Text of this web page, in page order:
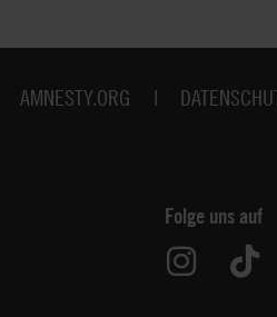
AMNESTY.ORG
Folge uns auf